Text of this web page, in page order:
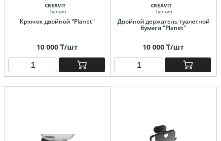
CREAVIT
Турция
Крючок двойной "Planet"
10 000 ₸/шт
CREAVIT
Турция
Двойной держатель туалетной
бумаги "Planet"
10 000 ₸/шт